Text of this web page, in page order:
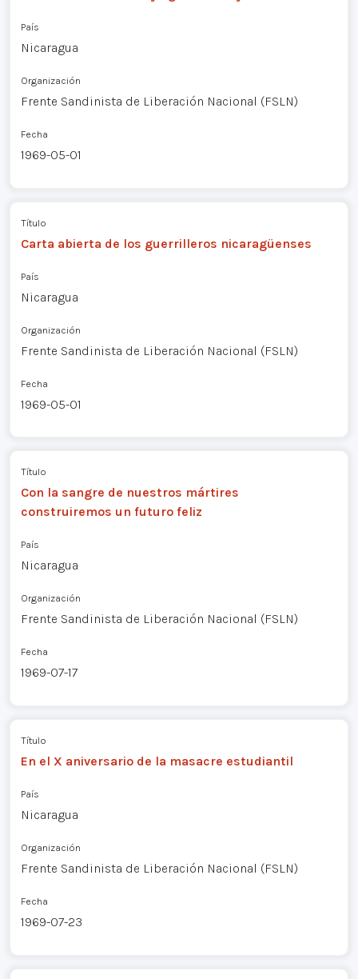
País
Nicaragua
Organización
Frente Sandinista de Liberación Nacional (FSLN)
Fecha
1969-05-01
Título
Carta abierta de los guerrilleros nicaragüenses
País
Nicaragua
Organización
Frente Sandinista de Liberación Nacional (FSLN)
Fecha
1969-05-01
Título
Con la sangre de nuestros mártires
construiremos un futuro feliz
País
Nicaragua
Organización
Frente Sandinista de Liberación Nacional (FSLN)
Fecha
1969-07-17
Título
En el X aniversario de la masacre estudiantil
País
Nicaragua
Organización
Frente Sandinista de Liberación Nacional (FSLN)
Fecha
1969-07-23